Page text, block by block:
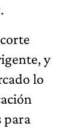
y
lo
para